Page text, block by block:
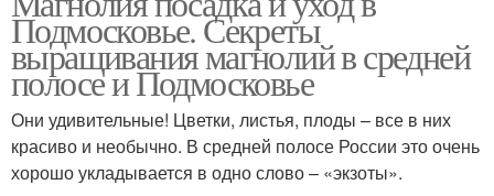
Подмосковье. Секреты
выращивания магнолий в средней
полосе и Подмосковье
Они удивительные! Цветки, листья, плоды – все в них
красиво и необычно. В средней полосе России это очень
хорошо укладывается в одно слово – «экзоты».